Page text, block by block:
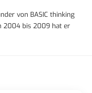
von BASIC thinking
2004 bis 2009 hat er